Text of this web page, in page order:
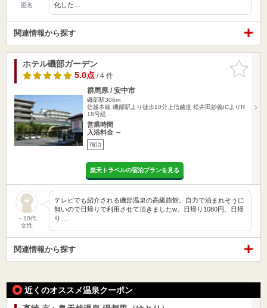
匿名
化した…
関連情報から探す
お気に入
りに追加
ホテル磯部ガーデン
5.0点/ 4 件
群馬県 / 安中市
磯部駅306m
信越本線 磯部駅より徒歩10分上信越道 松井田妙義ICよりR
18号経…
営業時間
入浴料金 ～
宿泊
楽天トラベルの宿泊プランを見る
～10代
女性
テレビでも紹介される磯部温泉の高級旅館。自力で泊まれそうに
無いので日帰りで利用させて頂きましたw。日帰り1080円。日帰
り…
関連情報から探す
近くのオススメ温泉クーポン